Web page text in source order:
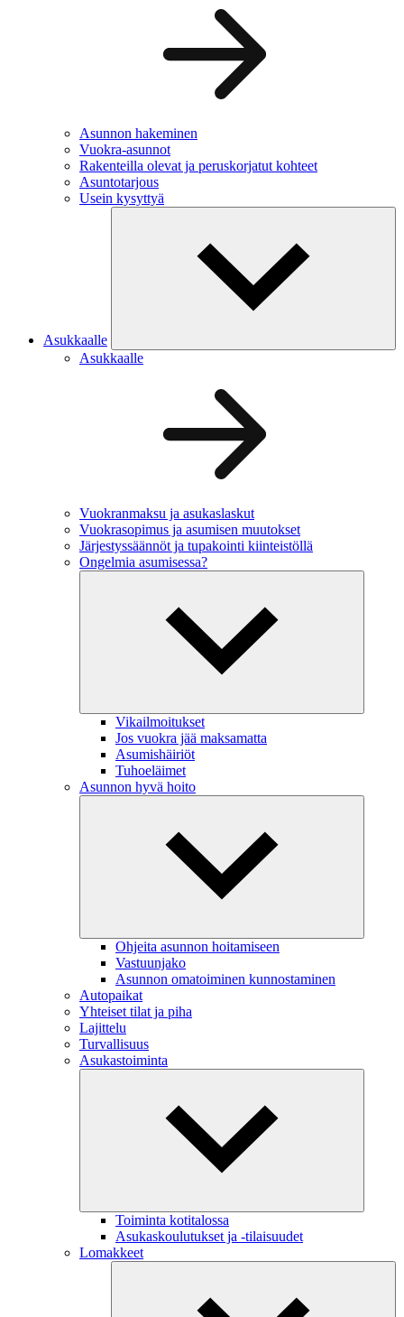
Asunnon hakeminen
Vuokra-asunnot
Rakenteilla olevat ja peruskorjatut kohteet
Asuntotarjous
Usein kysyttyä
Asukkaalle
Asukkaalle
Vuokranmaksu ja asukaslaskut
Vuokrasopimus ja asumisen muutokset
Järjestyssäännöt ja tupakointi kiinteistöllä
Ongelmia asumisessa?
Vikailmoitukset
Jos vuokra jää maksamatta
Asumishäiriöt
Tuhoeläimet
Asunnon hyvä hoito
Ohjeita asunnon hoitamiseen
Vastuunjako
Asunnon omatoiminen kunnostaminen
Autopaikat
Yhteiset tilat ja piha
Lajittelu
Turvallisuus
Asukastoiminta
Toiminta kotitalossa
Asukaskoulutukset ja -tilaisuudet
Lomakkeet